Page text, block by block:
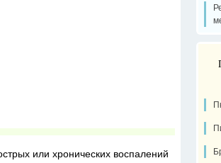
или хронических воспалений